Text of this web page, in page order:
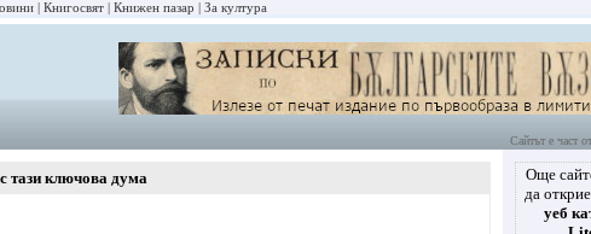
Книгосвят Книжен пазар За култура
Сайтът е част от
тази ключова дума
Още
да
уеб